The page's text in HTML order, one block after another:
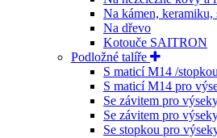
Na kámen, keramiku,
Na dřevo
Kotouče SAITRON
Podložné talíře
S maticí M14 /
S maticí M14 pro
Se závitem pro
Se závitem pro
Se stopkou pro